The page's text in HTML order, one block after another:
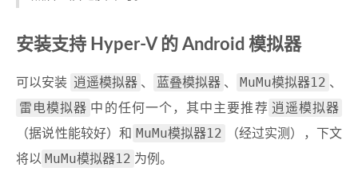
安装支持 Hyper-V 的 Android 模拟器
可以安装 逍遥模拟器 、 蓝叠模拟器 、 MuMu模拟器12 、
雷电模拟器 中的任何一个，其中主要推荐 逍遥模拟器
（据说性能较好）和 MuMu模拟器12
（经过实测），下文
将以 MuMu模拟器12 为例。